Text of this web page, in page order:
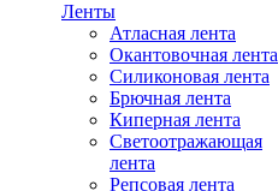
Ленты
Атласная лента
Окантовочная лента
Силиконовая лента
Брючная лента
Киперная лента
Светоотражающая
лента
Репсовая лента